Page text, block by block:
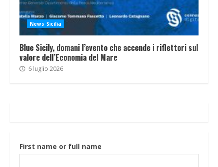
News Sicilia
Blue Sicily, domani l’evento che accende i riflettori sul
valore dell’Economia del Mare
6 luglio 2026
First name or full name